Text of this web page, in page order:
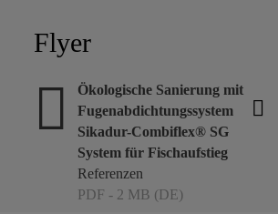
Flyer
Ökologische Sanierung mit
Fugenabdichtungssystem
Sikadur-Combiflex® SG
System für Fischaufstieg
Referenzen
PDF - 2 MB (DE)